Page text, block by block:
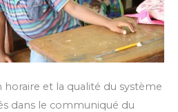
et la qualité du système
dans le communiqué du